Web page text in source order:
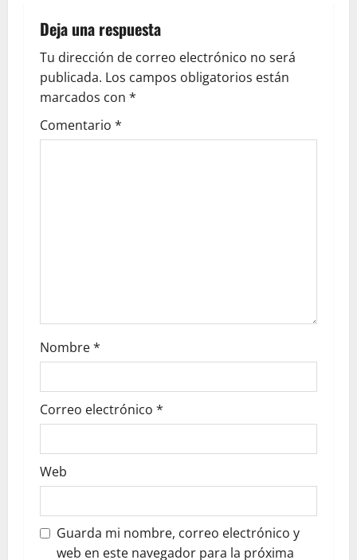
Deja una respuesta
Tu dirección de correo electrónico no será
publicada. Los campos obligatorios están
marcados con *
Comentario *
Nombre*
Correo electrónico *
Web
Guarda mi nombre, correo electrónico y
web en este navegador para la próxima